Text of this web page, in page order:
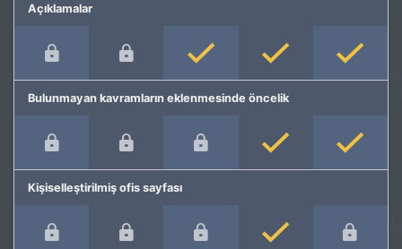
Açıklamalar
Bulunmayan kavramların eklenmesinde öncelik
Kişiselleştirilmiş ofis sayfası